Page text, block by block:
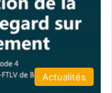
Actualités